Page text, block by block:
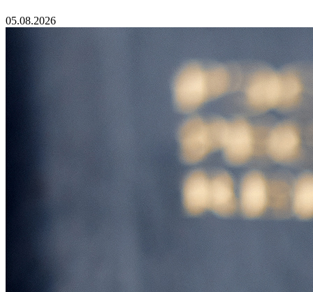
05.08.2026